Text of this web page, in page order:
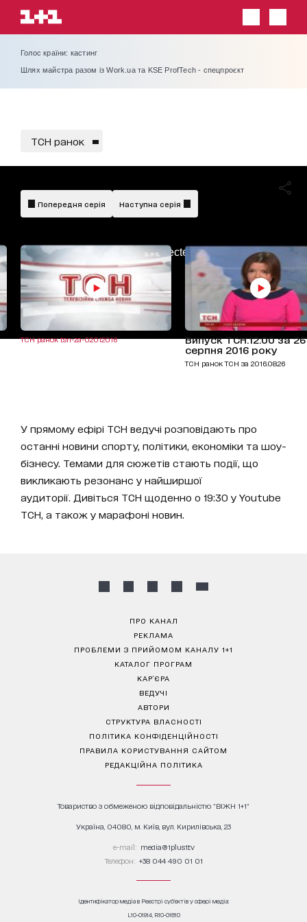
Голос країни: кастинг
Шлях майстра разом із Work.ua та KSE ProfTech - спецпроєкт
ТСН ранок
AdBlockDetected!
Попередня серія Наступна серія
ТСН ранок tsn-za-02012016
Випуск ТСН.12:00 за 26
серпня 2016 року
ТСН ранок ТСН за 2016.08.26
У прямому ефірі ТСН ведучі розповідають про
останні новини спорту, політики, економіки та шоу-
бізнесу. Темами для сюжетів стають події, що
викликають резонанс у найширшої
аудиторії. Дивіться ТСН щоденно о 19:30 у Youtube
ТСН, а також у марафоні новин.
ПРО КАНАЛ
РЕКЛАМА
ПРОБЛЕМИ З ПРИЙОМОМ КАНАЛУ 1+1
КАТАЛОГ ПРОГРАМ
КАР’ЄРА
ВЕДУЧІ
АВТОРИ
СТРУКТУРА ВЛАСНОСТІ
ПОЛІТИКА КОНФІДЕНЦІЙНОСТІ
ПРАВИЛА КОРИСТУВАННЯ САЙТОМ
РЕДАКЦІЙНА ПОЛІТИКА
Товариство з обмеженою відповідальністю "ВІЖН 1+1"
Україна, 04080, м. Київ, вул. Кирилівська, 23
е-mail: media@1plus1.tv
Телефон: +38 044 490 01 01
Ідентифікатор медіа в Реєстрі суб’єктів у сфері медіа:
L10-01914, R10-01810